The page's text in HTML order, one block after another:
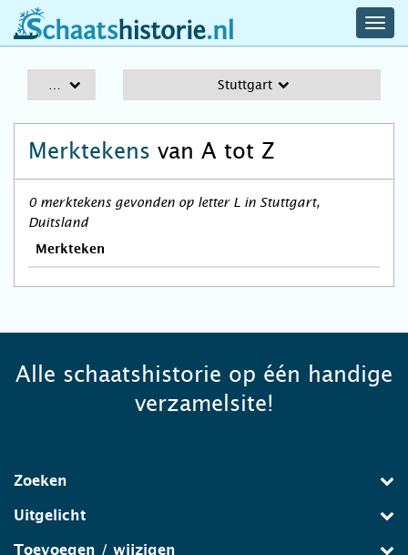
schaatshistorie.nl
Stuttgart
Merktekens van A tot Z
0 merktekens gevonden op letter L in Stuttgart,
Duitsland
Merkteken
Alle schaatshistorie op één handige
verzamelsite!
Zoeken
Uitgelicht
Toevoegen / wijzigen